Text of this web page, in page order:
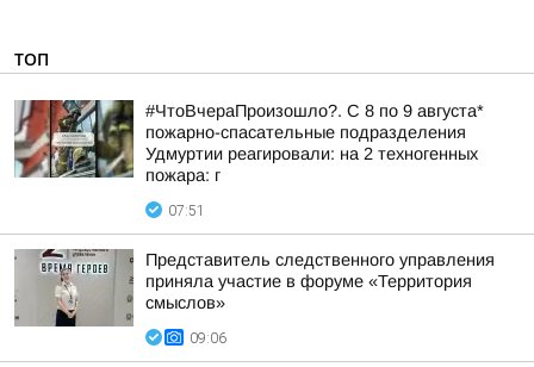
ТОП
#ЧтоВчераПроизошло?. С 8 по 9 августа*
пожарно-спасательные подразделения
Удмуртии реагировали: на 2 техногенных
пожара: г
07:51
Представитель следственного управления
приняла участие в форуме «Территория
смыслов»
09:06